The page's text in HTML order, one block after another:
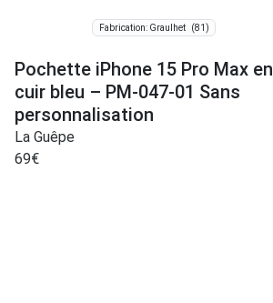
Fabrication: Graulhet (81)
Pochette iPhone 15 Pro Max en
cuir bleu – PM-047-01 Sans
personnalisation
La Guêpe
69€